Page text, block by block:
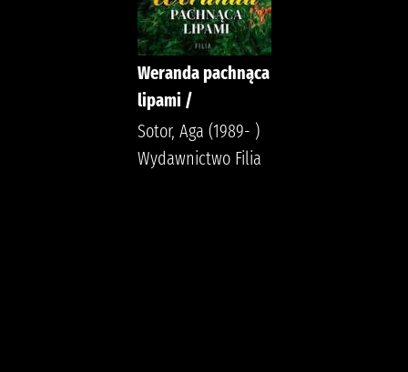
Weranda pachnąca
lipami /
Sotor, Aga (1989- )
Wydawnictwo Filia